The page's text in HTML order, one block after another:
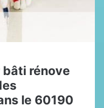
rénove
le 60190